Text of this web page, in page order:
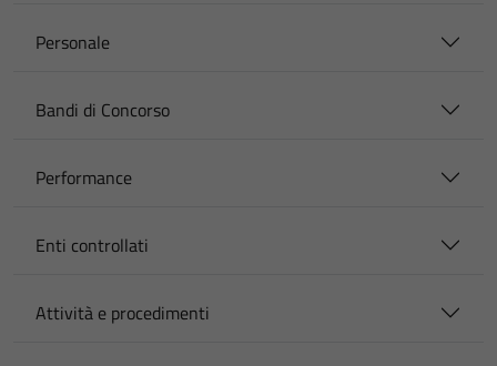
Personale
Bandi di Concorso
Performance
Enti controllati
Attività e procedimenti